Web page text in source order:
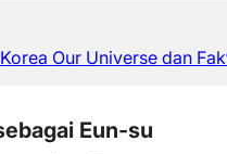
Our Universe dan
Eun-su